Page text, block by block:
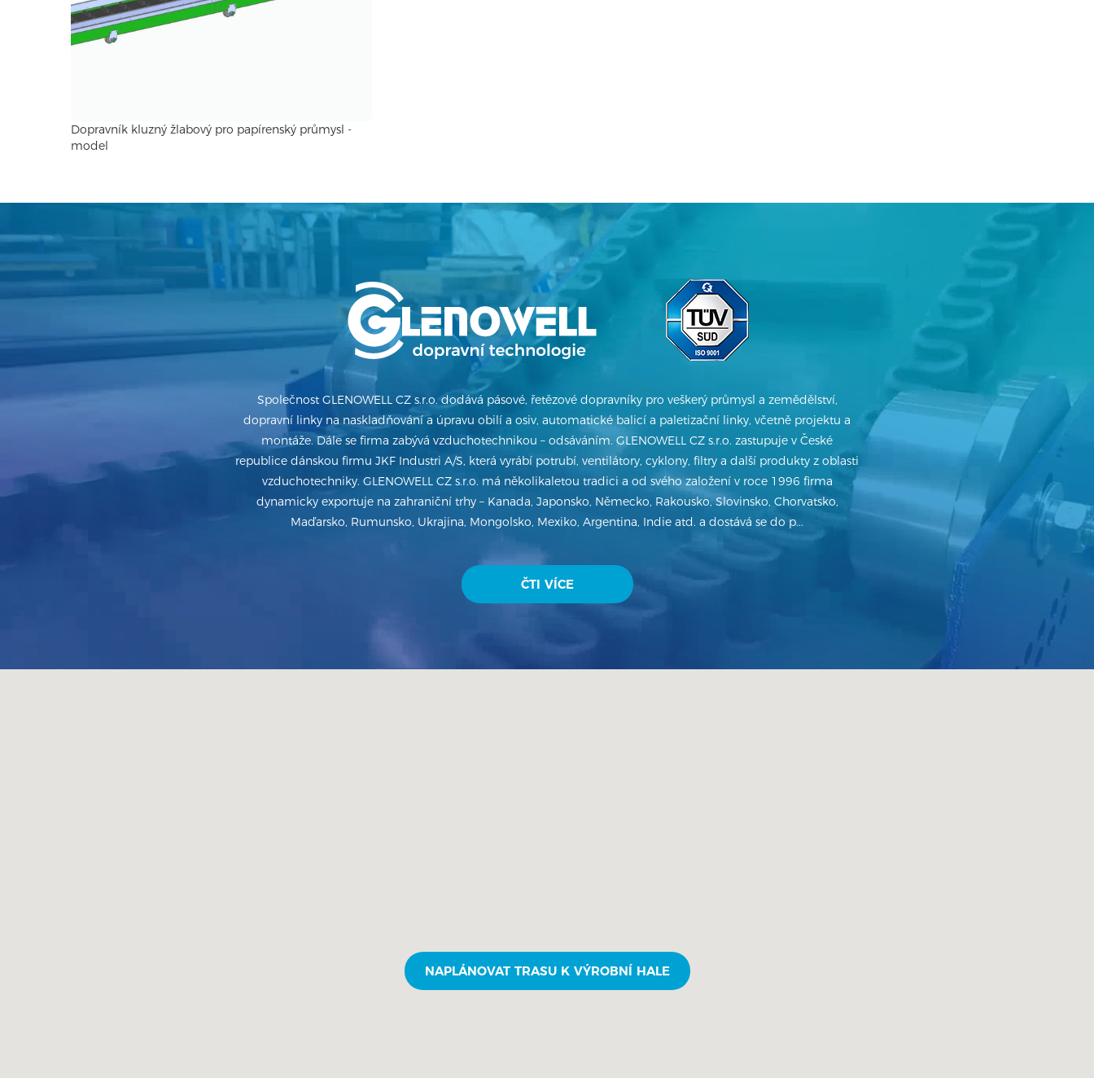
Dopravník kluzný žlabový pro papírenský průmysl -
model
Společnost GLENOWELL CZ s.r.o. dodává pásové, řetězové dopravníky pro veškerý průmysl a zemědělství,
dopravní linky na naskladňování a úpravu obilí a osiv, automatické balicí a paletizační linky, včetně projektu a
montáže. Dále se firma zabývá vzduchotechnikou – odsáváním. GLENOWELL CZ s.r.o. zastupuje v České
republice dánskou firmu JKF Industri A/S, která vyrábí potrubí, ventilátory, cyklony, filtry a další produkty z oblasti
vzduchotechniky. GLENOWELL CZ s.r.o. má několikaletou tradici a od svého založení v roce 1996 firma
dynamicky exportuje na zahraniční trhy – Kanada, Japonsko, Německo, Rakousko, Slovinsko, Chorvatsko,
Maďarsko, Rumunsko, Ukrajina, Mongolsko, Mexiko, Argentina, Indie atd. a dostává se do p...
ČTI VÍCE
NAPLÁNOVAT TRASU K VÝROBNÍ HALE